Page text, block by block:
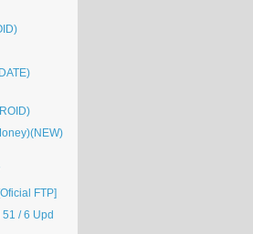
FTP]
/ 6 Upd